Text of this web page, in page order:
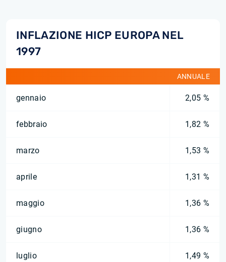
INFLAZIONE HICP EUROPA NEL
1997
ANNUALE
gennaio 2,05 %
febbraio 1,82 %
marzo 1,53 %
aprile 1,31 %
maggio 1,36 %
giugno 1,36 %
luglio 1,49 %